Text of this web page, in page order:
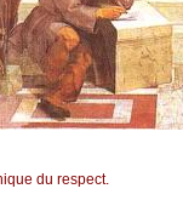
du respect.